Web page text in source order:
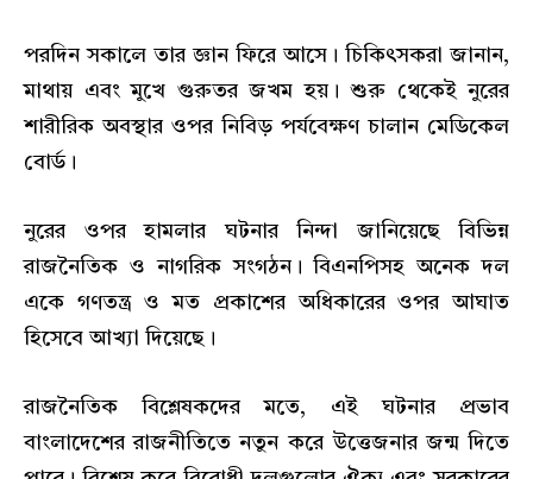
পরদিন সকালে তার জ্ঞান ফিরে আসে। চিকিৎসকরা জানান,
মাথায় এবং মুখে গুরুতর জখম হয়। শুরু থেকেই নুরের
শারীরিক অবস্থার ওপর নিবিড় পর্যবেক্ষণ চালান মেডিকেল
বোর্ড।
নুরের ওপর হামলার ঘটনার নিন্দা জানিয়েছে বিভিন্ন
রাজনৈতিক ও নাগরিক সংগঠন। বিএনপিসহ অনেক দল
একে গণতন্ত্র ও মত প্রকাশের অধিকারের ওপর আঘাত
হিসেবে আখ্যা দিয়েছে।
রাজনৈতিক বিশ্লেষকদের মতে, এই ঘটনার প্রভাব
বাংলাদেশের রাজনীতিতে নতুন করে উত্তেজনার জন্ম দিতে